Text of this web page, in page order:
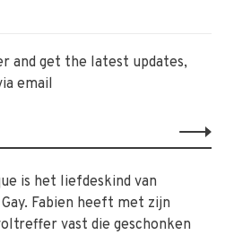
and get the latest updates,
email
is het liefdeskind van
Fabien heeft met zijn
vast die geschonken